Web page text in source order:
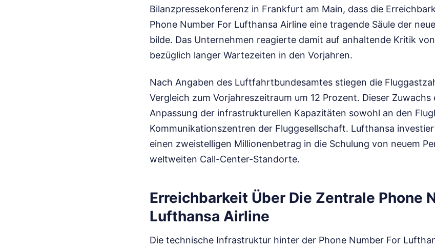
Bilanzpressekonferenz in Frankfurt am Main, dass die
Phone Number For Lufthansa Airline eine tragende Säule der
bilde. Das Unternehmen reagierte damit auf anhaltende Kritik
bezüglich langer Wartezeiten in den Vorjahren.
Nach Angaben des Luftfahrtbundesamtes stiegen die
Vergleich zum Vorjahreszeitraum um 12 Prozent. Dieser
Anpassung der infrastrukturellen Kapazitäten sowohl an den
Kommunikationszentren der Fluggesellschaft. Lufthansa
einen zweistelligen Millionenbetrag in die Schulung von neuem
weltweiten Call-Center-Standorte.
Erreichbarkeit Über Die Zentrale Phone
Lufthansa Airline
Die technische Infrastruktur hinter der Phone Number For